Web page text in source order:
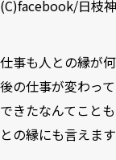
(C)facebook/日枝
仕事も人との縁が
後の仕事が変わっ
できたなんてこと
との縁にも言えます